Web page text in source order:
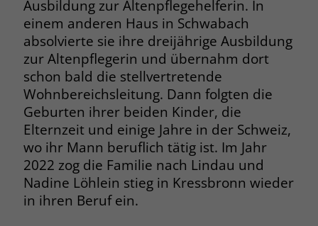
Ausbildung zur Altenpflegehelferin. In
einem anderen Haus in Schwabach
absolvierte sie ihre dreijährige Ausbildung
zur Altenpflegerin und übernahm dort
schon bald die stellvertretende
Wohnbereichsleitung. Dann folgten die
Geburten ihrer beiden Kinder, die
Elternzeit und einige Jahre in der Schweiz,
wo ihr Mann beruflich tätig ist. Im Jahr
2022 zog die Familie nach Lindau und
Nadine Löhlein stieg in Kressbronn wieder
in ihren Beruf ein.
Zweck
Facebook platziert es, während ein
Verbraucher auf Facebook ist. Dieses
Cookie verfolgt die Besuche eines
Nutzers auf verschiedenen Websites
und meldet dieses Verhalten an
Facebook. Facebook kann dann die
gesammelten Daten nutzen, um den
Nutzer besser zu verstehen und
bessere, relevantere Werbung zu
zeigen. Das _fbp-Cookie sammelt keine
persönlich identifizierbaren
Informationen und wird von Facebook
nur platziert, um Daten an das
Unternehmen zurückzusenden.